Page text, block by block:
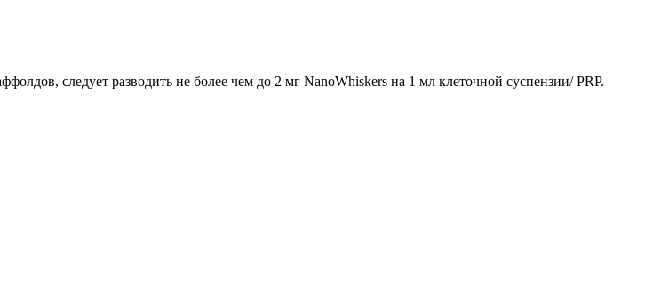
следует разводить не более чем до 2 мг NanoWhiskers на 1 мл клеточной суспензии/ PRP.